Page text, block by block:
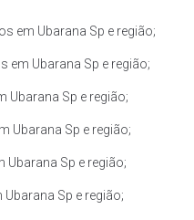
em Ubarana Sp e região;
em Ubarana Sp e região;
Ubarana Sp e região;
Ubarana Sp e região;
Ubarana Sp e região;
Sp e região;